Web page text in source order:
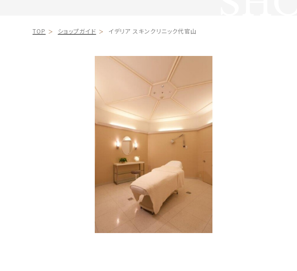
TOP ショップガイド イデリア スキンクリニック代官山